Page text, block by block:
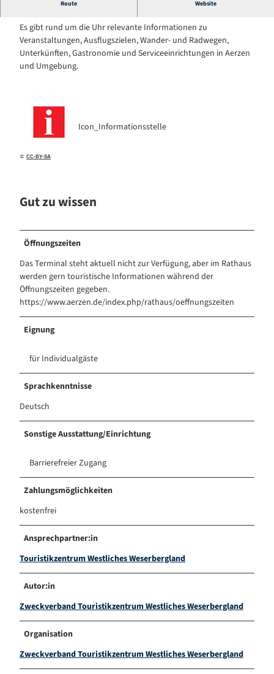
Route Website
Es gibt rund um die Uhr relevante Informationen zu
Veranstaltungen, Ausflugszielen, Wander- und Radwegen,
Unterkünften, Gastronomie und Serviceeinrichtungen in Aerzen
und Umgebung.
© CC-BY-SA
Icon_Informationsstelle
Gut zu wissen
Öffnungszeiten
Das Terminal steht aktuell nicht zur Verfügung, aber im Rathaus
werden gern touristische Informationen während der
Öffnungszeiten gegeben.
https://www.aerzen.de/index.php/rathaus/oeffnungszeiten
Eignung
für Individualgäste
Sprachkenntnisse
Deutsch
Sonstige Ausstattung/Einrichtung
Barrierefreier Zugang
Zahlungsmöglichkeiten
kostenfrei
Ansprechpartner:in
Touristikzentrum Westliches Weserbergland
Autor:in
Zweckverband Touristikzentrum Westliches Weserbergland
Organisation
Zweckverband Touristikzentrum Westliches Weserbergland